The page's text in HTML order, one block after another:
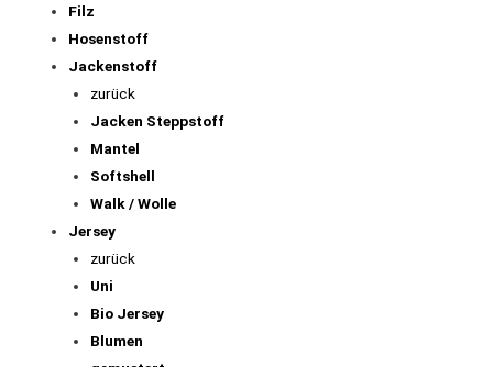
Filz
Hosenstoff
Jackenstoff
zurück
Jacken Steppstoff
Mantel
Softshell
Walk / Wolle
Jersey
zurück
Uni
Bio Jersey
Blumen